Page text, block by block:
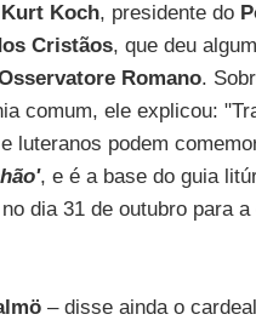
Kurt Koch, presidente do
Cristãos, que deu
Romano.
comum, ele explicou:
luteranos podem
, e é a base do guia
dia 31 de outubro para
– disse ainda o